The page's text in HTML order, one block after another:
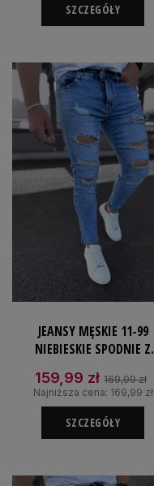
SZCZEGÓŁY
JEANSY MĘSKIE 11-99
NIEBIESKIE SPODNIE Z
159,99 zł 169,99 zł
Najniższa cena: 169,99 zł
SZCZEGÓŁY